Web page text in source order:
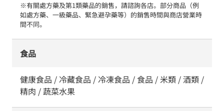
※有關處方藥及第1類藥品的銷售，請諮詢各店。部分商品（例
如處方藥、一級藥品、緊急避孕藥等）的銷售時間與商店營業時
間不同。
食品
健康食品 / 冷藏食品 / 冷凍食品 / 食品 / 米類 / 酒類 /
精肉 / 蔬菜水果